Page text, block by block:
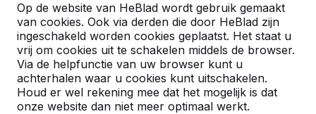
Op de website van HeBlad wordt gebruik gemaakt
van cookies. Ook via derden die door HeBlad zijn
ingeschakeld worden cookies geplaatst. Het staat u
vrij om cookies uit te schakelen middels de browser.
Via de helpfunctie van uw browser kunt u
achterhalen waar u cookies kunt uitschakelen.
Houd er wel rekening mee dat het mogelijk is dat
onze website dan niet meer optimaal werkt.
Nederland
Referenties in:
Eelderwolde